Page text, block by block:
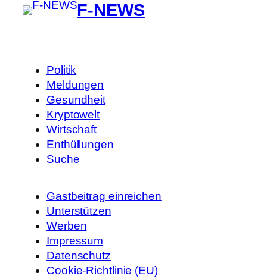
F-NEWS
Politik
Meldungen
Gesundheit
Kryptowelt
Wirtschaft
Enthüllungen
Suche
Gastbeitrag einreichen
Unterstützen
Werben
Impressum
Datenschutz
Cookie-Richtlinie (EU)